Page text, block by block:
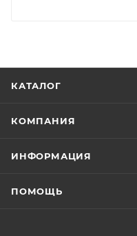
КАТАЛОГ
КОМПАНИЯ
ИНФОРМАЦИЯ
ПОМОЩЬ